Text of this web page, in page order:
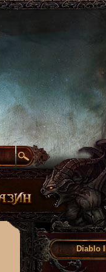
Diablo III